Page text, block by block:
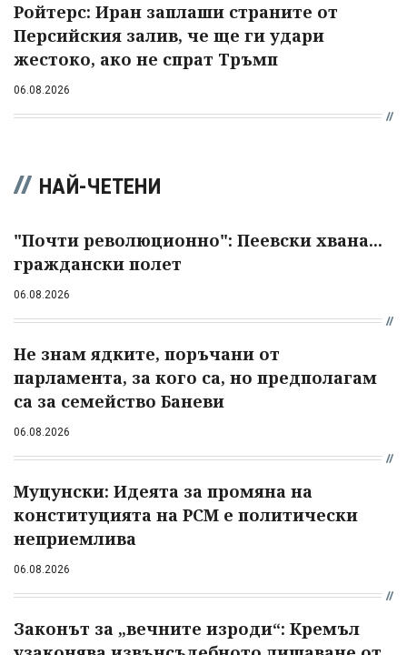
Ройтерс: Иран заплаши страните от
Персийския залив, че ще ги удари
жестоко, ако не спрат Тръмп
06.08.2026
НАЙ-ЧЕТЕНИ
"Почти революционно": Пеевски хвана...
граждански полет
06.08.2026
Не знам ядките, поръчани от
парламента, за кого са, но предполагам
са за семейство Баневи
06.08.2026
Муцунски: Идеята за промяна на
конституцията на РСМ е политически
неприемлива
06.08.2026
Законът за „вечните изроди“: Кремъл